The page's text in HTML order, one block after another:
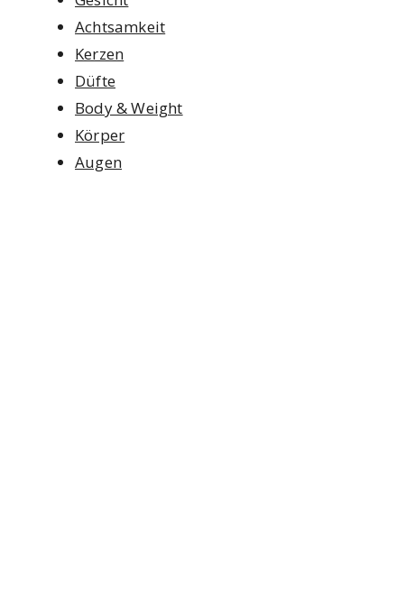
Achtsamkeit
Kerzen
Düfte
Body & Weight
Körper
Augen